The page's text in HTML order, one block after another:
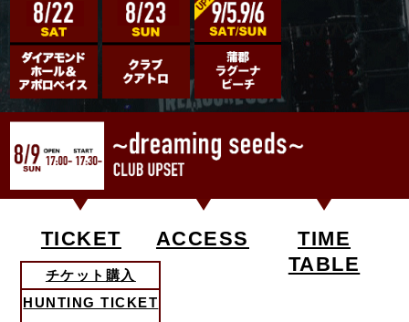
TICKET
チケット購入
HUNTING TICKET
ACCESS
TIME
TABLE
ARTIST